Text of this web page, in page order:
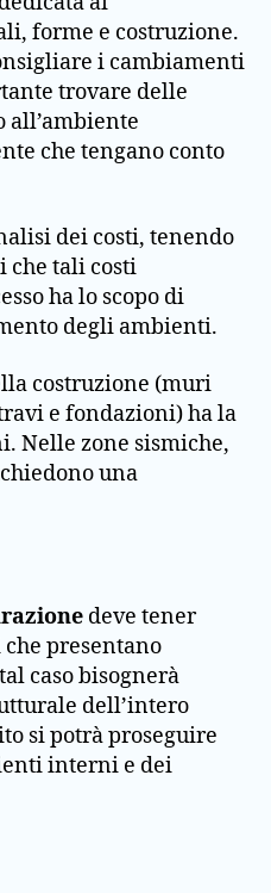
forme e costruzione.
i cambiamenti
trovare delle
all’ambiente
che tengano conto
dei costi, tenendo
che tali costi
ha lo scopo di
degli ambienti.
costruzione (muri
e fondazioni) ha la
Nelle zone sismiche,
una
deve tener
presentano
caso bisognerà
dell’intero
si potrà proseguire
interni e dei